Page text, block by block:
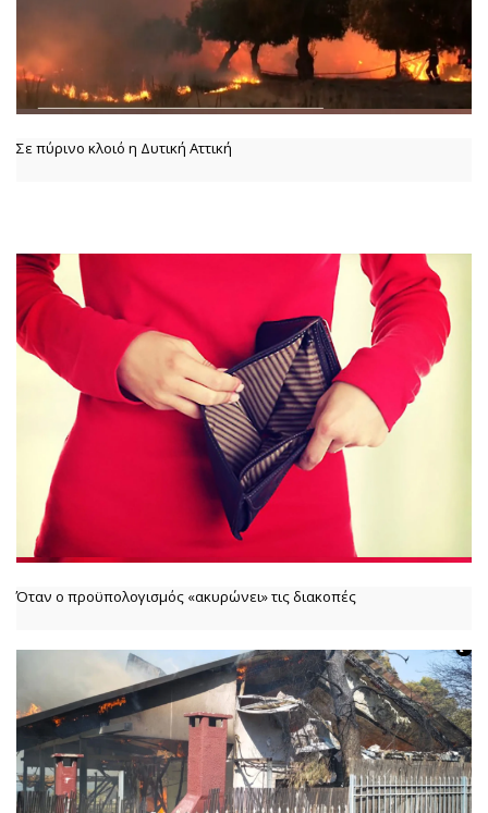
Σε πύρινο κλοιό η Δυτική Αττική
Όταν ο προϋπολογισμός «ακυρώνει» τις διακοπές